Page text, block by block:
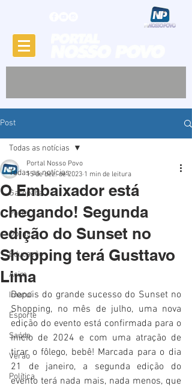
Post
Todas as notícias
Garopaba
Porto
Obras
Educação
Acim
Imaruí
Esporte
Saúde
Verão
Política
Todas as notícias
O Embaixador está
chegando! Segunda
edição do Sunset no
Shopping terá Gusttavo
Lima
Portal Nosso Povo
15 de dez. de 2023 1 min de leitura
Depois do grande sucesso do Sunset no
Shopping, no mês de julho, uma nova
edição do evento está confirmada para o
início de 2024 e com uma atração de
tirar o fôlego, bebê! Marcada para o dia
21 de janeiro, a segunda edição do
evento terá nada mais, nada menos, que